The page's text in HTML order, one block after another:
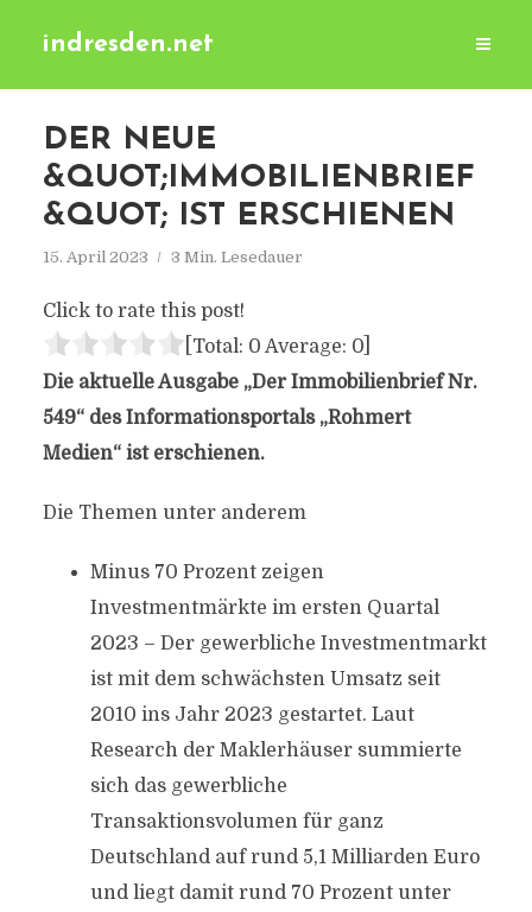
indresden.net
DER NEUE
&QUOT;IMMOBILIENBRIEF
&QUOT; IST ERSCHIENEN
15. April 2023 3 Min. Lesedauer
Click to rate this post!
[Total: 0 Average: 0]
Die aktuelle Ausgabe „Der Immobilienbrief Nr.
549“ des Informationsportals „Rohmert
Medien“ ist erschienen.
Die Themen unter anderem
Minus 70 Prozent zeigen
Investmentmärkte im ersten Quartal
2023 – Der gewerbliche Investmentmarkt
ist mit dem schwächsten Umsatz seit
2010 ins Jahr 2023 gestartet. Laut
Research der Maklerhäuser summierte
sich das gewerbliche
Transaktionsvolumen für ganz
Deutschland auf rund 5,1 Milliarden Euro
und liegt damit rund 70 Prozent unter